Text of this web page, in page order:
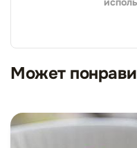
Может